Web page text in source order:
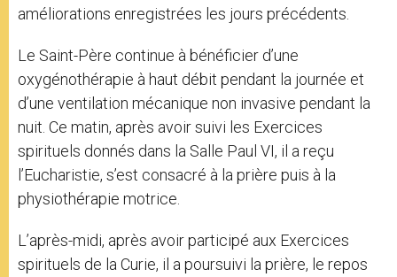
améliorations enregistrées les jours précédents.
Le Saint-Père continue à bénéficier d’une
oxygénothérapie à haut débit pendant la journée et
d’une ventilation mécanique non invasive pendant la
nuit. Ce matin, après avoir suivi les Exercices
spirituels donnés dans la Salle Paul VI, il a reçu
l’Eucharistie, s’est consacré à la prière puis à la
physiothérapie motrice.
L’après-midi, après avoir participé aux Exercices
spirituels de la Curie, il a poursuivi la prière, le repos